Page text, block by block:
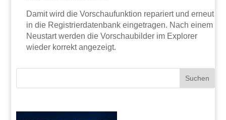
Damit wird die Vorschaufunktion repariert und erneut
in die Registrierdatenbank eingetragen. Nach einem
Neustart werden die Vorschaubilder im Explorer
wieder korrekt angezeigt.